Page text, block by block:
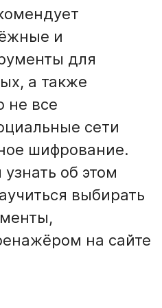
и
для
а также
не все
сети
шифрование.
об этом
выбирать
на сайте